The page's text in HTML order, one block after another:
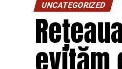
UNCATEGORIZED
evităm